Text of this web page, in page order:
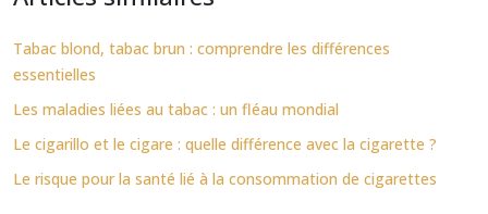
Tabac blond, tabac brun : comprendre les différences
essentielles
Les maladies liées au tabac : un fléau mondial
Le cigarillo et le cigare : quelle différence avec la cigarette ?
Le risque pour la santé lié à la consommation de cigarettes